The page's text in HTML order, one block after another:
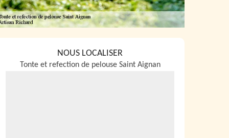
NOUS LOCALISER
Tonte et refection de pelouse Saint Aignan